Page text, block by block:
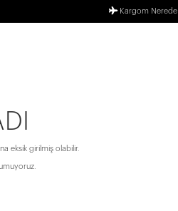
Kargom Nerede
eksik girilmiş olabilir.